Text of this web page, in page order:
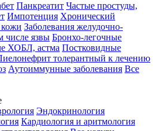
Панкреатит Частые простуды,
Импотенция Хронический
кожи Заболевания желудочно-
числе язвы Бронхо-легочные
ХОБЛ, астма Постковидные
толерантный к лечению
Аутоиммунные заболевания Все
Эндокринология
Кардиология и аритмология